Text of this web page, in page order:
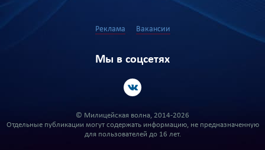
Реклама Вакансии
Мы в соцсетях
© Милицейская волна, 2014-2026
Отдельные публикации могут содержать информацию, не предназначенную
для пользователей до 16 лет.